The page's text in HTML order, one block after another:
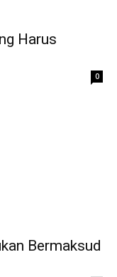
Harus
0
Bermaksud